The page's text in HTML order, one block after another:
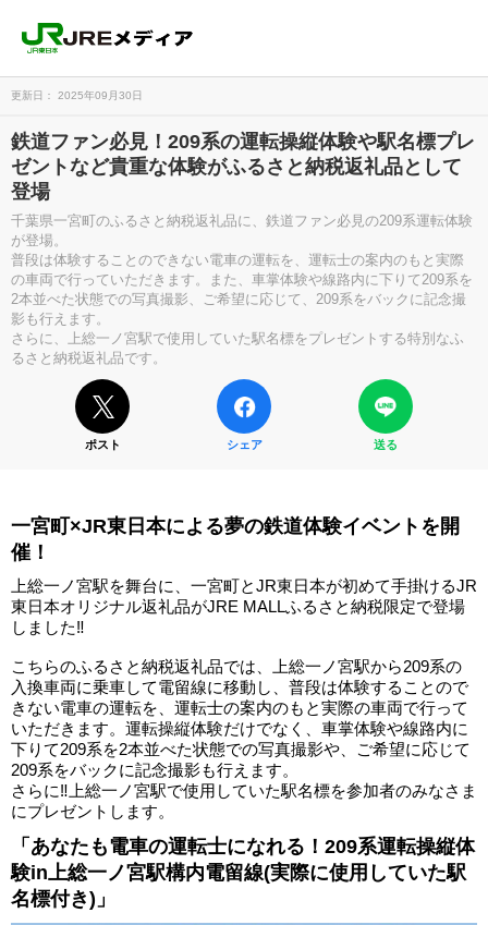
更新日： 2025年09月30日
鉄道ファン必見！209系の運転操縦体験や駅名標プレ
ゼントなど貴重な体験がふるさと納税返礼品として
登場
千葉県一宮町のふるさと納税返礼品に、鉄道ファン必見の209系運転体験
が登場。
普段は体験することのできない電車の運転を、運転士の案内のもと実際
の車両で行っていただきます。また、車掌体験や線路内に下りて209系を
2本並べた状態での写真撮影、ご希望に応じて、209系をバックに記念撮
影も行えます。
さらに、上総一ノ宮駅で使用していた駅名標をプレゼントする特別なふ
るさと納税返礼品です。
ポスト シェア 送る
一宮町×JR東日本による夢の鉄道体験イベントを開
催！
上総一ノ宮駅を舞台に、一宮町とJR東日本が初めて手掛けるJR
東日本オリジナル返礼品がJRE MALLふるさと納税限定で登場
しました‼
こちらのふるさと納税返礼品では、上総一ノ宮駅から209系の
入換車両に乗車して電留線に移動し、普段は体験することので
きない電車の運転を、運転士の案内のもと実際の車両で行って
いただきます。運転操縦体験だけでなく、車掌体験や線路内に
下りて209系を2本並べた状態での写真撮影や、ご希望に応じて
209系をバックに記念撮影も行えます。
さらに‼上総一ノ宮駅で使用していた駅名標を参加者のみなさま
にプレゼントします。
「あなたも電車の運転士になれる！209系運転操縦体
験in上総一ノ宮駅構内電留線(実際に使用していた駅
名標付き)」